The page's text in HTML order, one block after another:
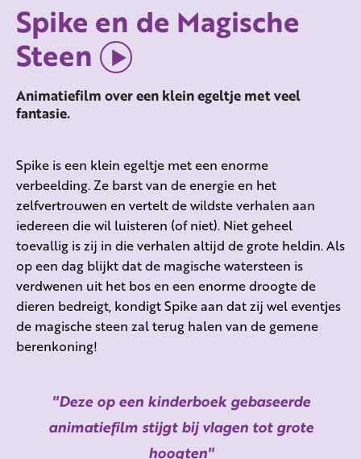
Spike en de Magische
Steen
Animatiefilm over een klein egeltje met veel
fantasie.
Spike is een klein egeltje met een enorme
verbeelding. Ze barst van de energie en het
zelfvertrouwen en vertelt de wildste verhalen aan
iedereen die wil luisteren (of niet). Niet geheel
toevallig is zij in die verhalen altijd de grote heldin. Als
op een dag blijkt dat de magische watersteen is
verdwenen uit het bos en een enorme droogte de
dieren bedreigt, kondigt Spike aan dat zij wel eventjes
de magische steen zal terug halen van de gemene
berenkoning!
Deze op een kinderboek gebaseerde
animatiefilm stijgt bij vlagen tot grote
hoogten